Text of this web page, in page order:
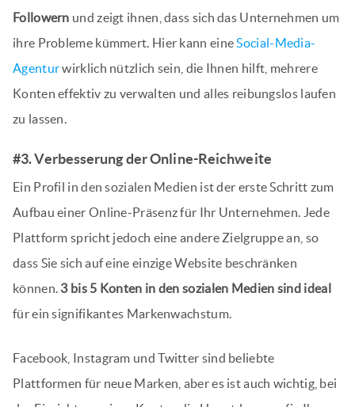
Followern und zeigt ihnen, dass sich das Unternehmen um
ihre Probleme kümmert. Hier kann eineSocial-Media-
Agenturwirklich nützlich sein, die Ihnen hilft, mehrere
Konten effektiv zu verwalten und alles reibungslos laufen
zu lassen.
#3. Verbesserung der Online-Reichweite
Ein Profil in den sozialen Medien ist der erste Schritt zum
Aufbau einer Online-Präsenz für Ihr Unternehmen. Jede
Plattform spricht jedoch eine andere Zielgruppe an, so
dass Sie sich auf eine einzige Website beschränken
können. 3 bis 5 Konten in den sozialen Medien sind ideal
für ein signifikantes Markenwachstum.
Facebook, Instagram und Twitter sind beliebte
Plattformen für neue Marken, aber es ist auch wichtig, bei